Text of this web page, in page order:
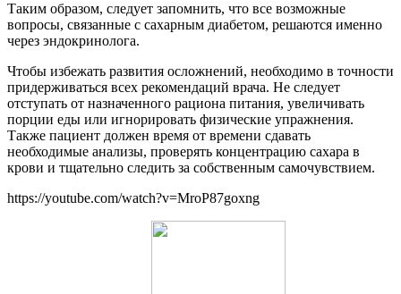
Таким образом, следует запомнить, что все возможные
вопросы, связанные с сахарным диабетом, решаются именно
через эндокринолога.
Чтобы избежать развития осложнений, необходимо в точности
придерживаться всех рекомендаций врача. Не следует
отступать от назначенного рациона питания, увеличивать
порции еды или игнорировать физические упражнения.
Также пациент должен время от времени сдавать
необходимые анализы, проверять концентрацию сахара в
крови и тщательно следить за собственным самочувствием.
https://youtube.com/watch?v=MroP87goxng